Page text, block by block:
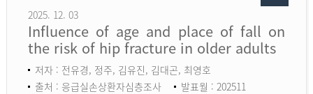
2025. 12. 03
Influence of age and place of fall on
the risk of hip fracture in older adults
저자 : 전유경, 정주, 김유진, 김대곤, 최영호
출처 : 응급실손상환자심층조사
발표월 : 202511